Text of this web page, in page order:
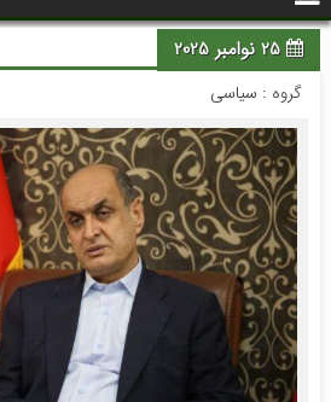
25 نوامبر 2025
گروه : سیاسی